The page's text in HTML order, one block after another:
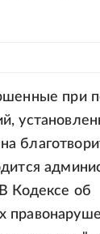
при
Кодексе об